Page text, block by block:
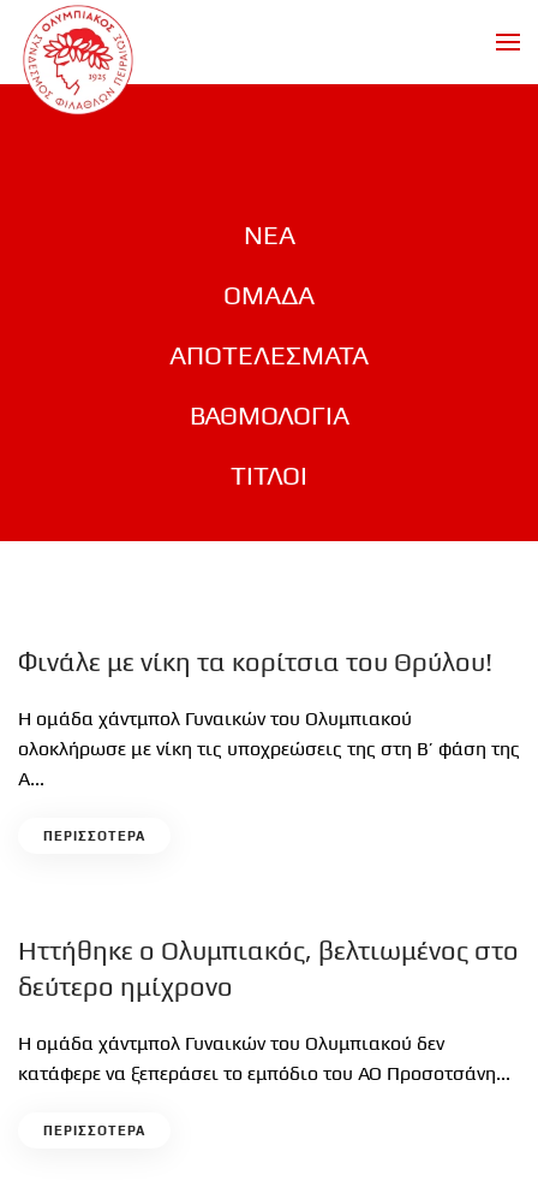
Skip to main content
ΝΕΑ
ΟΜΑΔΑ
ΑΠΟΤΕΛΕΣΜΑΤΑ
ΒΑΘΜΟΛΟΓΙΑ
ΤΙΤΛΟΙ
Φινάλε με νίκη τα κορίτσια του Θρύλου!
Η ομάδα χάντμπολ Γυναικών του Ολυμπιακού
ολοκλήρωσε με νίκη τις υποχρεώσεις της στη Β’ φάση της
Α...
ΠΕΡΙΣΣΟΤΕΡΑ
Ηττήθηκε ο Ολυμπιακός, βελτιωμένος στο
δεύτερο ημίχρονο
Η ομάδα χάντμπολ Γυναικών του Ολυμπιακού δεν
κατάφερε να ξεπεράσει το εμπόδιο του ΑΟ Προσοτσάνη...
ΠΕΡΙΣΣΟΤΕΡΑ